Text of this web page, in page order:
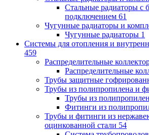
Стальные радиаторы с
подключением 61
Чугунные радиаторы и
Чугунные радиаторы 1
Системы для отопления и
459
Распределительные
Распределительные
Трубы защитные
Трубы из полипропилена и
Трубы из
Фитинги из
Трубы и фитинги из
оцинкованной стали 54